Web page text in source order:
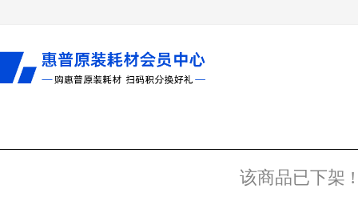
该商品已下架 !